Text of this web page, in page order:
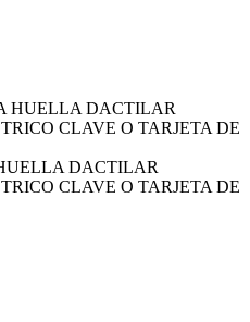
DACTILAR
CLAVE O TARJETA DE